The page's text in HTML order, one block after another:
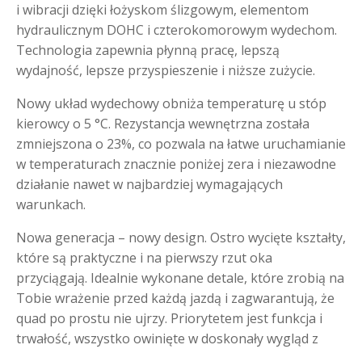
i wibracji dzięki łożyskom ślizgowym, elementom
hydraulicznym DOHC i czterokomorowym wydechom.
Technologia zapewnia płynną pracę, lepszą
wydajność, lepsze przyspieszenie i niższe zużycie.
Nowy układ wydechowy obniża temperaturę u stóp
kierowcy o 5 °C. Rezystancja wewnętrzna została
zmniejszona o 23%, co pozwala na łatwe uruchamianie
w temperaturach znacznie poniżej zera i niezawodne
działanie nawet w najbardziej wymagających
warunkach.
Nowa generacja – nowy design. Ostro wycięte kształty,
które są praktyczne i na pierwszy rzut oka
przyciągają. Idealnie wykonane detale, które zrobią na
Tobie wrażenie przed każdą jazdą i zagwarantują, że
quad po prostu nie ujrzy. Priorytetem jest funkcja i
trwałość, wszystko owinięte w doskonały wygląd z